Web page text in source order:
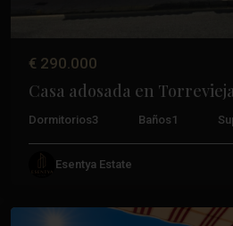
€ 290.000
Casa adosada en
Dormitorios3 Baños 1
Esentya Estate